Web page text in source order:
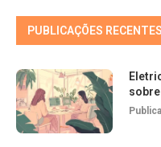
PUBLICAÇÕES RECENTES